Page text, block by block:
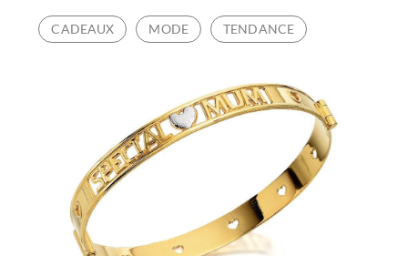
CADEAU
BAPTÊME
D’UN
BÉBÉ
CADEAUX MODE TENDANCE